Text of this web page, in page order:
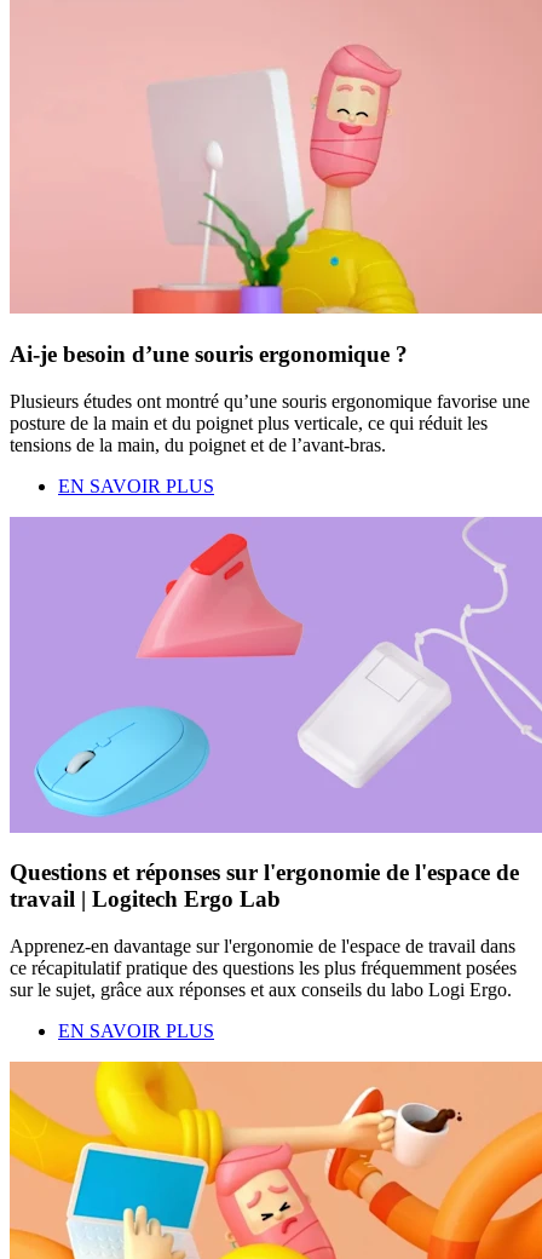
Ai-je besoin d’une souris ergonomique ?
Plusieurs études ont montré qu’une souris ergonomique favorise une
posture de la main et du poignet plus verticale, ce qui réduit les
tensions de la main, du poignet et de l’avant-bras.
EN SAVOIR PLUS
Questions et réponses sur l'ergonomie de l'espace de
travail | Logitech Ergo Lab
Apprenez-en davantage sur l'ergonomie de l'espace de travail dans
ce récapitulatif pratique des questions les plus fréquemment posées
sur le sujet, grâce aux réponses et aux conseils du labo Logi Ergo.
EN SAVOIR PLUS